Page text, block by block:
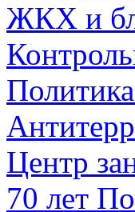
ЖКХ и
Центр
70 лет